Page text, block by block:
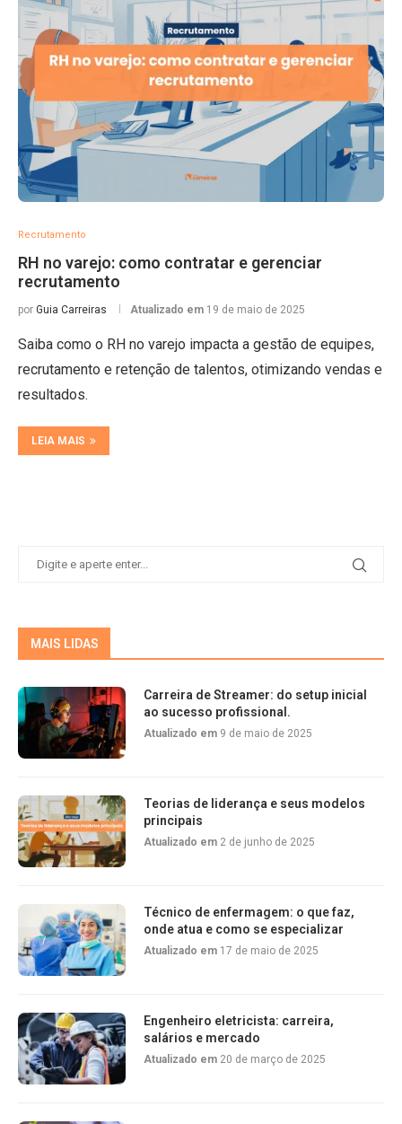
Recrutamento
RH no varejo: como contratar e gerenciar
recrutamento
por Guia Carreiras Atualizado em 19 de maio de 2025
Saiba como o RH no varejo impacta a gestão de equipes,
recrutamento e retenção de talentos, otimizando vendas e
resultados.
LEIA MAIS
MAIS LIDAS
Carreira de Streamer: do setup inicial
ao sucesso profissional.
Atualizado em 9 de maio de 2025
Teorias de liderança e seus modelos
principais
Atualizado em 2 de junho de 2025
Técnico de enfermagem: o que faz,
onde atua e como se especializar
Atualizado em 17 de maio de 2025
Engenheiro eletricista: carreira,
salários e mercado
Atualizado em 20 de março de 2025